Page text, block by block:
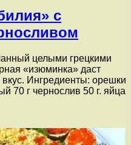
с
целыми грецкими
«изюминка» даст
Ингредиенты: орешки
70 г чернослив 50 г. яйца